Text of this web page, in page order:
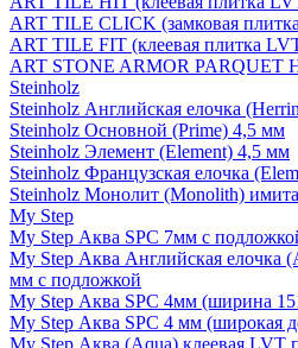
ART TILE CLICK (замковая
ART TILE FIT (клеевая плитка
ART STONE ARMOR PARQUET
Steinholz
Steinholz Английская елочка
Steinholz Основной (Prime) 4,5 мм
Steinholz Элемент (Element) 4,5 мм
Steinholz Французская елочка
Steinholz Монолит (Monolith)
My Step
My Step Аква SPC 7мм c
My Step Аква Английская елочка
мм с подложкой
My Step Аква SPC 4мм (ширина
My Step Аква SPC 4 мм (широкая
My Step Аква (Aqua) клеевая LVT